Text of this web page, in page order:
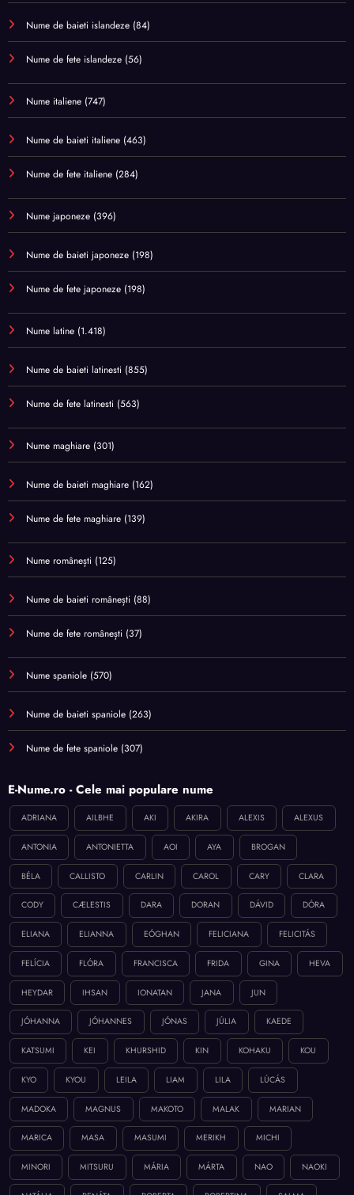
Nume de baieti islandeze (84)
Nume de fete islandeze (56)
Nume italiene (747)
Nume de baieti italiene (463)
Nume de fete italiene (284)
Nume japoneze (396)
Nume de baieti japoneze (198)
Nume de fete japoneze (198)
Nume latine (1.418)
Nume de baieti latinesti (855)
Nume de fete latinesti (563)
Nume maghiare (301)
Nume de baieti maghiare (162)
Nume de fete maghiare (139)
Nume românești (125)
Nume de baieti românești (88)
Nume de fete românești (37)
Nume spaniole (570)
Nume de baieti spaniole (263)
Nume de fete spaniole (307)
E-Nume.ro - Cele mai populare nume
ADRIANA AILBHE AKI AKIRA ALEXIS ALEXUS
ANTONIA ANTONIETTA AOI AYA BROGAN
BÉLA CALLISTO CARLIN CAROL CARY CLARA
CODY CÆLESTIS DARA DORAN DÁVID DÓRA
ELIANA ELIANNA EÓGHAN FELICIANA FELICITÁS
FELÍCIA FLÓRA FRANCISCA FRIDA GINA HEVA
HEYDAR IHSAN IONATAN JANA JUN
JÓHANNA JÓHANNES JÓNAS JÚLIA KAEDE
KATSUMI KEI KHURSHID KIN KOHAKU KOU
KYO KYOU LEILA LIAM LILA LÚCÁS
MADOKA MAGNUS MAKOTO MALAK MARIAN
MARICA MASA MASUMI MERIKH MICHI
MINORI MITSURU MÁRIA MÁRTA NAO NAOKI